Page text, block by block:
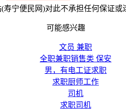
宁便民网)对此不承担任何保证或
可能感兴趣
文员 兼职
全职兼职销售类 保安
男，有电工证求职
求职厨师工作
司机
求职司机